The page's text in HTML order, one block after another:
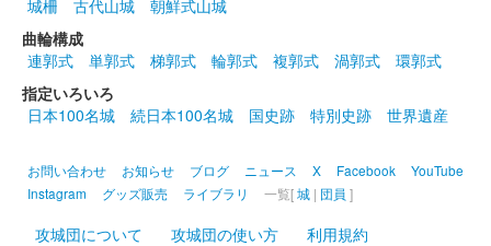
城柵
古代山城
朝鮮式山城
曲輪構成
連郭式
単郭式 梯郭式 輪郭式 複郭式 渦郭式
環郭式
指定いろいろ
日本100名城
続日本100名城 国史跡 特別史跡 世界遺産
お問い合わせ お知らせ ブログ ニュース X Facebook
YouTube
Instagram
グッズ販売 ライブラリ 一覧[城 | 団員 ]
攻城団について 攻城団の使い方
利用規約